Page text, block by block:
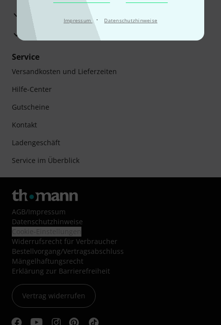
Impressum · Datenschutzhinweise
Zufriedenheitsgarantie
Europas größtes Versandlager
Service
Versandkosten und Lieferzeiten
Hilfe-Center
Gutscheine
Kontakt
Ladengeschäft
Service im Überblick
AGB/Impressum
Datenschutzhinweise
Widerrufsrecht für Verbraucher
Bestellvorgang/Vertragsabschluss
Mängelhaftungsrecht
Erklärung zur Barrierefreiheit
Vertrag widerrufen